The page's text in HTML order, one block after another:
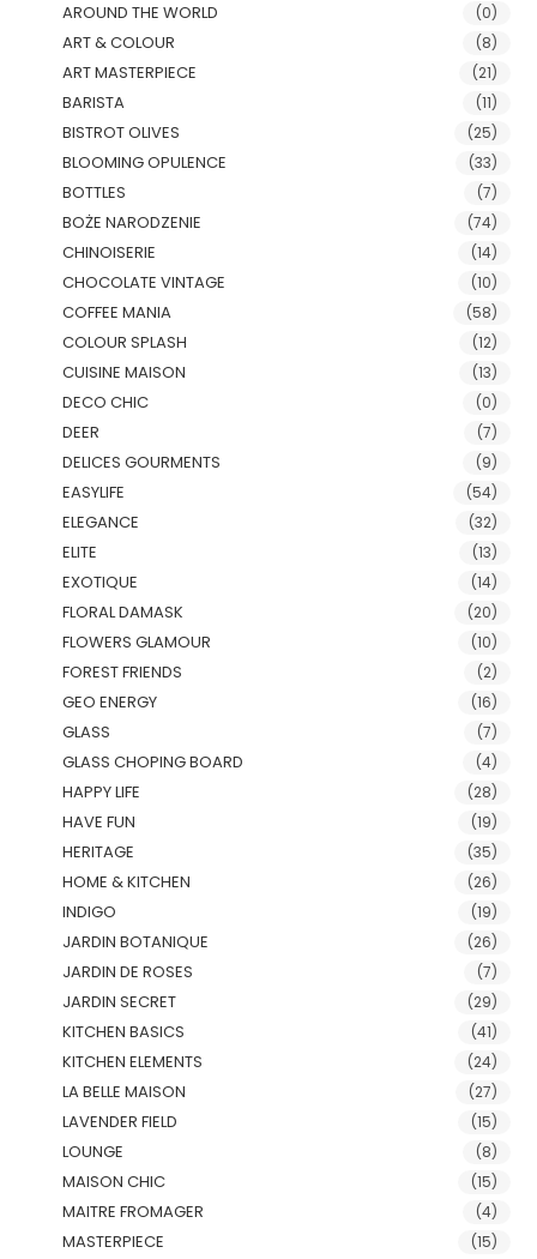
AROUND THE WORLD (0)
ART & COLOUR (8)
ART MASTERPIECE (21)
BARISTA (11)
BISTROT OLIVES (25)
BLOOMING OPULENCE (33)
BOTTLES (7)
BOŻE NARODZENIE (74)
CHINOISERIE (14)
CHOCOLATE VINTAGE (10)
COFFEE MANIA (58)
COLOUR SPLASH (12)
CUISINE MAISON (13)
DECO CHIC (0)
DEER (7)
DELICES GOURMENTS (9)
EASYLIFE (54)
ELEGANCE (32)
ELITE (13)
EXOTIQUE (14)
FLORAL DAMASK (20)
FLOWERS GLAMOUR (10)
FOREST FRIENDS (2)
GEO ENERGY (16)
GLASS (7)
GLASS CHOPING BOARD (4)
HAPPY LIFE (28)
HAVE FUN (19)
HERITAGE (35)
HOME & KITCHEN (26)
INDIGO (19)
JARDIN BOTANIQUE (26)
JARDIN DE ROSES (7)
JARDIN SECRET (29)
KITCHEN BASICS (41)
KITCHEN ELEMENTS (24)
LA BELLE MAISON (27)
LAVENDER FIELD (15)
LOUNGE (8)
MAISON CHIC (15)
MAITRE FROMAGER (4)
MASTERPIECE (15)